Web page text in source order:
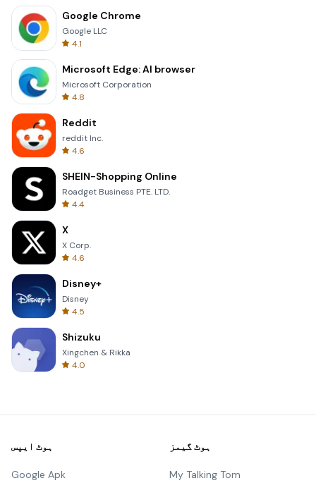
Google Chrome
Google LLC
4.1
Microsoft Edge: AI browser
Microsoft Corporation
4.8
Reddit
reddit Inc.
4.6
SHEIN-Shopping Online
Roadget Business PTE. LTD.
4.4
X
X Corp.
4.6
Disney+
Disney
4.5
Shizuku
Xingchen & Rikka
4.0
ہوٹ ایپس
Google Apk
ہوٹ گیمز
My Talking Tom